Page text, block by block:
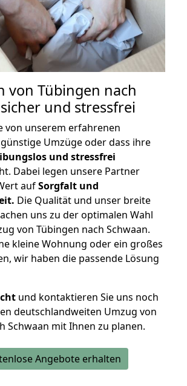
von Tübingen nach
sicher und stressfrei
von unserem erfahrenen
Umzüge oder dass ihre
und stressfrei
Dabei legen unsere Partner
aufSorgfalt und
Die Qualität und unser breite
uns zu der optimalen Wahl
von Tübingen nach Schwaan.
kleine Wohnung oder ein großes
wir haben die passende Lösung
und kontaktieren Sie uns noch
deutschlandweiten Umzug von
Schwaan mit Ihnen zu planen.
Angebote erhalten